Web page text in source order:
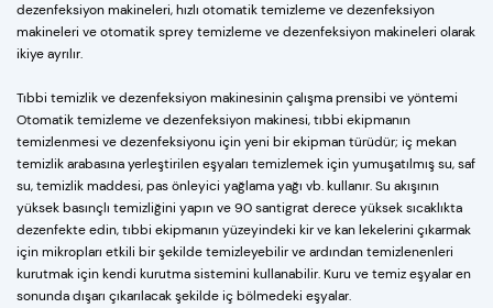
dezenfeksiyon makineleri, hızlı otomatik temizleme ve dezenfeksiyon
makineleri ve otomatik sprey temizleme ve dezenfeksiyon makineleri olarak
ikiye ayrılır.
Tıbbi temizlik ve dezenfeksiyon makinesinin çalışma prensibi ve yöntemi
Otomatik temizleme ve dezenfeksiyon makinesi, tıbbi ekipmanın
temizlenmesi ve dezenfeksiyonu için yeni bir ekipman türüdür; iç mekan
temizlik arabasına yerleştirilen eşyaları temizlemek için yumuşatılmış su, saf
su, temizlik maddesi, pas önleyici yağlama yağı vb. kullanır. Su akışının
yüksek basınçlı temizliğini yapın ve 90 santigrat derece yüksek sıcaklıkta
dezenfekte edin, tıbbi ekipmanın yüzeyindeki kir ve kan lekelerini çıkarmak
için mikropları etkili bir şekilde temizleyebilir ve ardından temizlenenleri
kurutmak için kendi kurutma sistemini kullanabilir. Kuru ve temiz eşyalar en
sonunda dışarı çıkarılacak şekilde iç bölmedeki eşyalar.